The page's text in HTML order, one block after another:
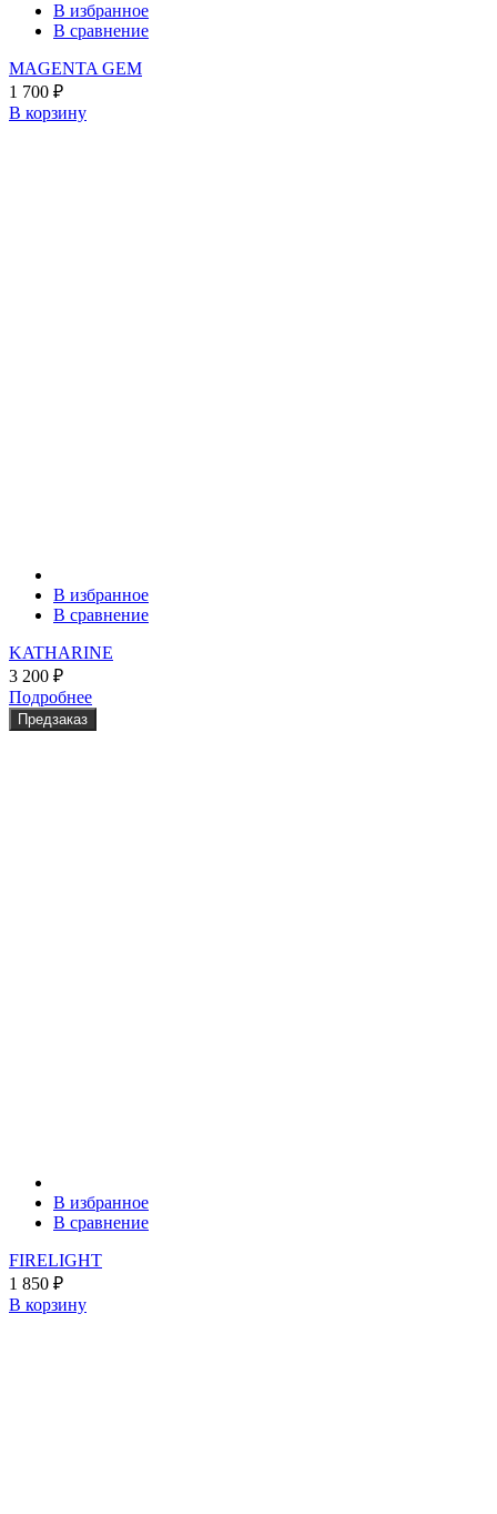
В избранное
В сравнение
MAGENTA GEM
1 700 ₽
В корзину
В избранное
В сравнение
KATHARINE
3 200 ₽
Подробнее
Предзаказ
В избранное
В сравнение
FIRELIGHT
1 850 ₽
В корзину